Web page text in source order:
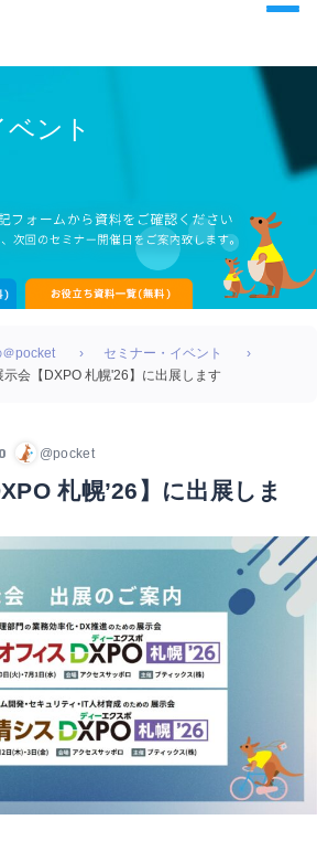
ント
pocket
セミナー・イベント
示会【DXPO 札幌'26】に出展します
@pocket
札幌’26】に出展しま